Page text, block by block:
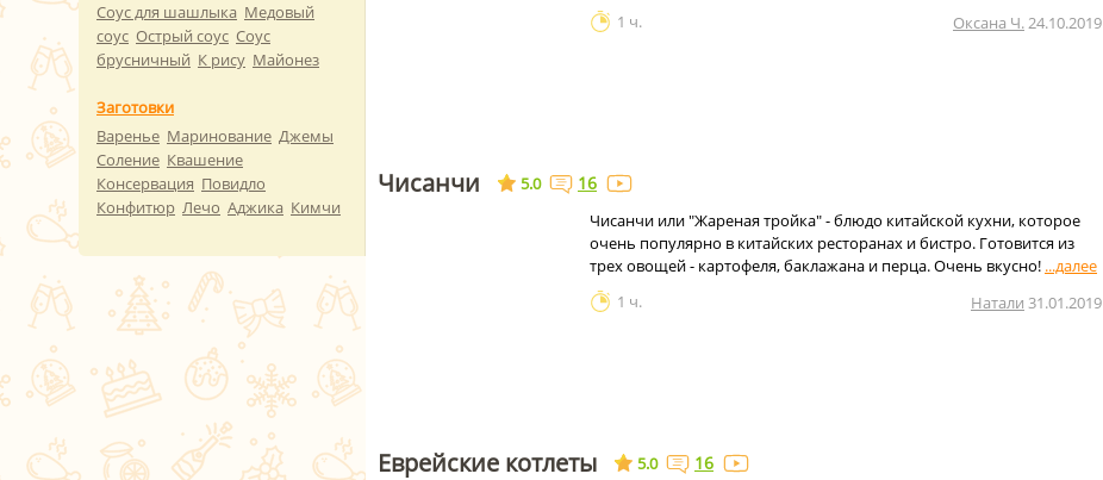
1 ч.
Оксана Ч.24.10.2019
Чисанчи 5.0 16
Чисанчи или "Жареная тройка" - блюдо китайской кухни, которое
очень популярно в китайских ресторанах и бистро. Готовится из
трех овощей - картофеля, баклажана и перца. Очень вкусно!
1 ч.
Натали 31.01.2019
Еврейские котлеты 5.0 16
Соус для шашлыка Медовый
соус Острый соус Соус
брусничный К рису Майонез
Заготовки
Варенье Маринование Джемы
Соление Квашение
Консервация Повидло
Конфитюр Лечо Аджика Кимчи